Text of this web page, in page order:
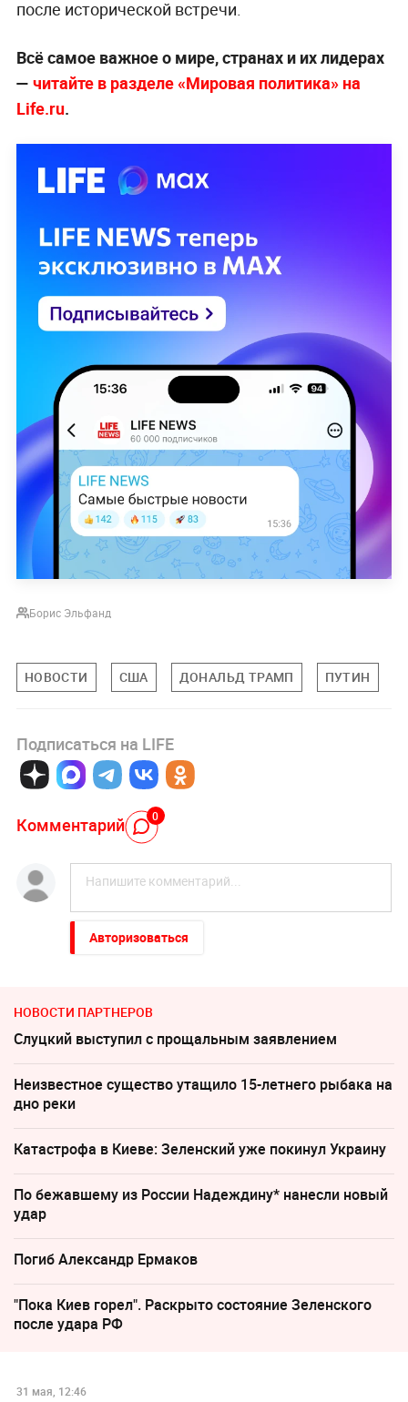
после исторической встречи.
Всё самое важное о мире, странах и их лидерах
— читайте в разделе «Мировая политика» на
Life.ru.
Борис Эльфанд
НОВОСТИ США ДОНАЛЬД ТРАМП ПУТИН
Подписаться на LIFE
Комментарий 0
Авторизоваться
НОВОСТИ ПАРТНЕРОВ
Слуцкий выступил с прощальным заявлением
Неизвестное существо утащило 15-летнего рыбака на
дно реки
Катастрофа в Киеве: Зеленский уже покинул Украину
По бежавшему из России Надеждину* нанесли новый
удар
Погиб Александр Ермаков
"Пока Киев горел". Раскрыто состояние Зеленского
после удара РФ
31 мая, 12:46